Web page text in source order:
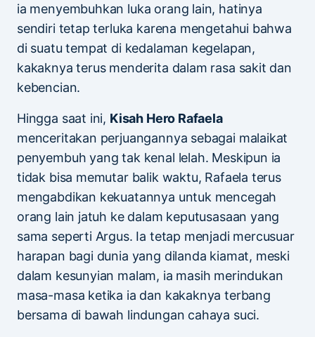
ia menyembuhkan luka orang lain, hatinya
sendiri tetap terluka karena mengetahui bahwa
di suatu tempat di kedalaman kegelapan,
kakaknya terus menderita dalam rasa sakit dan
kebencian.
Hingga saat ini, Kisah Hero Rafaela
menceritakan perjuangannya sebagai malaikat
penyembuh yang tak kenal lelah. Meskipun ia
tidak bisa memutar balik waktu, Rafaela terus
mengabdikan kekuatannya untuk mencegah
orang lain jatuh ke dalam keputusasaan yang
sama seperti Argus. Ia tetap menjadi mercusuar
harapan bagi dunia yang dilanda kiamat, meski
dalam kesunyian malam, ia masih merindukan
masa-masa ketika ia dan kakaknya terbang
bersama di bawah lindungan cahaya suci.